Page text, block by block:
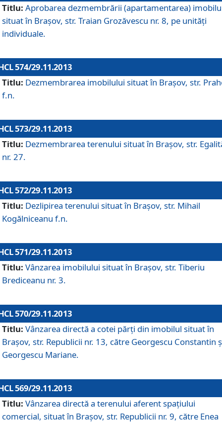
Titlu: Aprobarea dezmembrării (apartamentarea)
situat în Braşov, str. Traian Grozăvescu nr. 8, pe unităţi
individuale.
574/29.11.2013
Titlu: Dezmembrarea imobilului situat în Braşov, str.
f.n.
573/29.11.2013
Titlu: Dezmembrarea terenului situat în Braşov, str.
nr. 27.
572/29.11.2013
Titlu: Dezlipirea terenului situat în Braşov, str. Mihail
Kogălniceanu f.n.
571/29.11.2013
Titlu: Vânzarea imobilului situat în Braşov, str. Tiberiu
Brediceanu nr. 3.
570/29.11.2013
Titlu: Vânzarea directă a cotei părţi din imobilul situat în
Braşov, str. Republicii nr. 13, către Georgescu Constantin
Georgescu Mariane.
569/29.11.2013
Titlu: Vânzarea directă a terenului aferent spaţiului
comercial, situat în Braşov, str. Republicii nr. 9, către Enea